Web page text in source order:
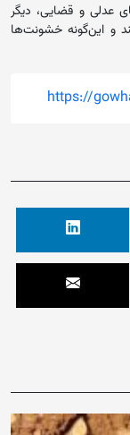
عدلی و قضایی، دیگر
و این‌گونه خشونت‌‌ها
https://